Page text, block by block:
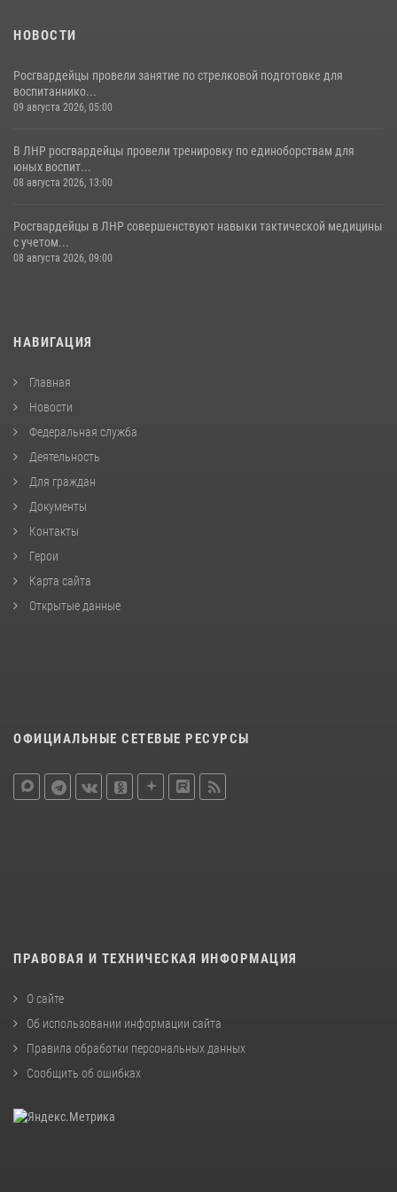
НОВОСТИ
Росгвардейцы провели занятие по стрелковой подготовке для
воспитаннико...
09 августа 2026, 05:00
В ЛНР росгвардейцы провели тренировку по единоборствам для
юных воспит...
08 августа 2026, 13:00
Росгвардейцы в ЛНР совершенствуют навыки тактической медицины
с учетом...
08 августа 2026, 09:00
НАВИГАЦИЯ
Главная
Новости
Федеральная служба
Деятельность
Для граждан
Документы
Контакты
Герои
Карта сайта
Открытые данные
ОФИЦИАЛЬНЫЕ СЕТЕВЫЕ РЕСУРСЫ
ПРАВОВАЯ И ТЕХНИЧЕСКАЯ ИНФОРМАЦИЯ
О сайте
Об использовании информации сайта
Правила обработки персональных данных
Сообщить об ошибках